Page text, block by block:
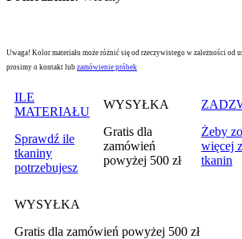
Uwaga! Kolor materiału może różnić się od rzeczywistego w zależności od
prosimy o kontakt lub zamówienie próbek
ILE
MATERIAŁU
Sprawdź ile
tkaniny
potrzebujesz
WYSYŁKA
Gratis dla
zamówień
powyżej 500 zł
Żeby
więcej
tkanin
WYSYŁKA
Gratis dla zamówień powyżej 500 zł